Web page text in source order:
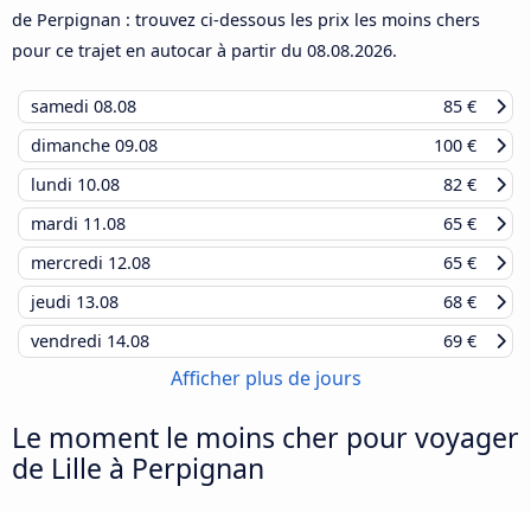
de Perpignan : trouvez ci-dessous les prix les moins chers
pour ce trajet en autocar à partir du 08.08.2026.
samedi 08.08
85 €
dimanche 09.08
100 €
lundi 10.08
82 €
mardi 11.08
65 €
mercredi 12.08
65 €
jeudi 13.08
68 €
vendredi 14.08 69 €
Afficher plus de jours
Le moment le moins cher pour voyager
de Lille à Perpignan